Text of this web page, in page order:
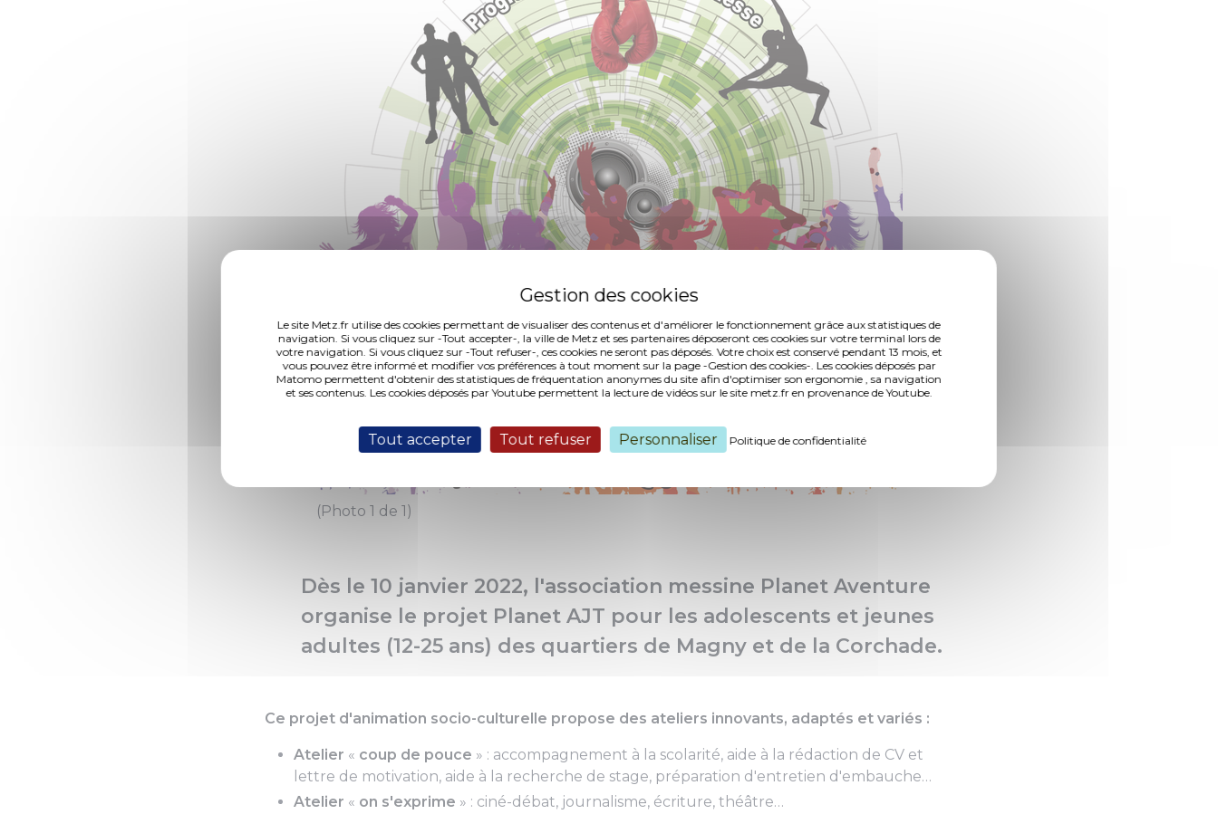
Le site Metz.fr utilise des cookies permettant de visualiser des contenus et d'améliorer le fonctionnement grâce aux statistiques de
navigation. Si vous cliquez sur -Tout accepter-, la ville de Metz et ses partenaires déposeront ces cookies sur votre terminal lors de
votre navigation. Si vous cliquez sur -Tout refuser-, ces cookies ne seront pas déposés. Votre choix est conservé pendant 13 mois, et
vous pouvez être informé et modifier vos préférences à tout moment sur la page -Gestion des cookies-. Les cookies déposés par
Matomo permettent d'obtenir des statistiques de fréquentation anonymes du site afin d'optimiser son ergonomie , sa navigation
et ses contenus. Les cookies déposés par Youtube permettent la lecture de vidéos sur le site metz.fr en provenance de Youtube.
Tout accepter Tout refuser Personnaliser Politique de confidentialité
(Photo 1 de 1)
Dès le 10 janvier 2022, l'association messine Planet Aventure
organise le projet Planet AJT pour les adolescents et jeunes
adultes (12-25 ans) des quartiers de Magny et de la Corchade.
Ce projet d'animation socio-culturelle propose des ateliers innovants, adaptés et variés :
Atelier « coup de pouce » : accompagnement à la scolarité, aide à la rédaction de CV et
lettre de motivation, aide à la recherche de stage, préparation d'entretien d'embauche…
Atelier « on s'exprime » : ciné-débat, journalisme, écriture, théâtre…